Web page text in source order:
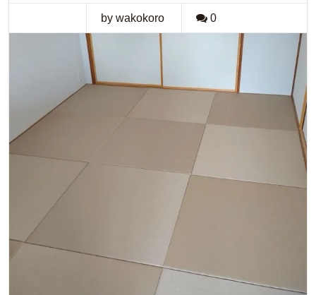
by wakokoro 0